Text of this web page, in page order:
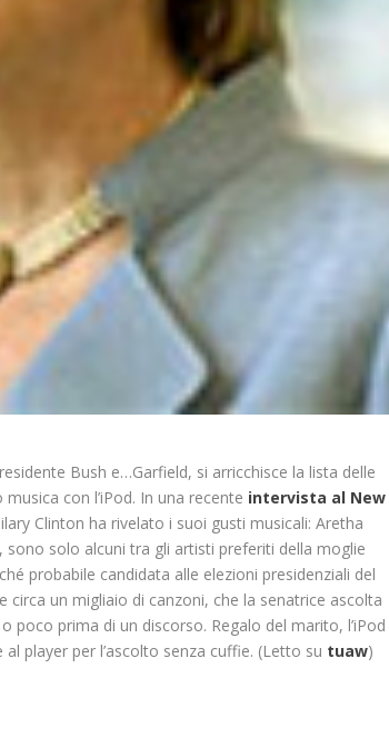
Bush e…Garfield, si arricchisce la lista delle
con l’iPod. In una recente intervista al New
Clinton ha rivelato i suoi gusti musicali: Aretha
sono solo alcuni tra gli artisti preferiti della moglie
probabile candidata alle elezioni presidenziali del
circa un migliaio di canzoni, che la senatrice ascolta
poco prima di un discorso. Regalo del marito, l’iPod
player per l’ascolto senza cuffie. (Letto su tuaw)